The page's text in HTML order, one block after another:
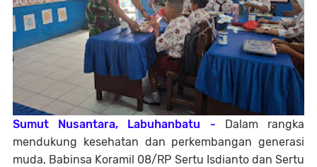
Sumut Nusantara, Labuhanbatu - Dalam rangka
mendukung kesehatan dan perkembangan generasi
muda, Babinsa Koramil 08/RP Sertu Isdianto dan Sertu